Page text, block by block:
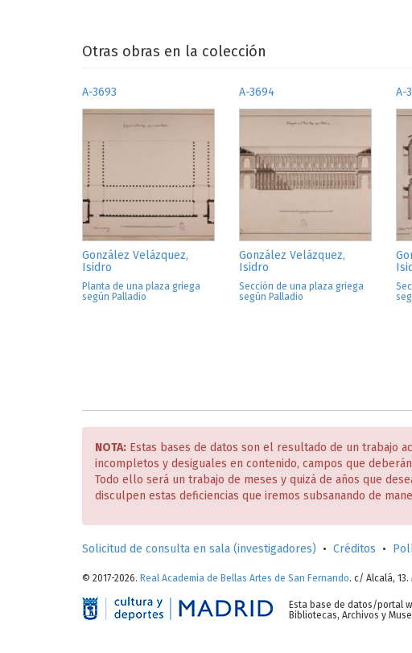
Otras obras en la colección
A-3693
González Velázquez,
Isidro
Planta de una plaza griega
según Palladio
A-3694
González Velázquez,
Isidro
Sección de una plaza griega
según Palladio
A-
NOTA: Estas bases de datos son el resultado de un trabajo
incompletos y desiguales en contenido, campos que
Todo ello será un trabajo de meses y quizá de años que
disculpen estas deficiencias que iremos subsanando de
Solicitud de consulta en sala (investigadores) • Créditos •
© 2017-2026. Real Academia de Bellas Artes de San Fernando. c/ Alcalá, 13.
Esta base de datos/portal
Bibliotecas, Archivos y